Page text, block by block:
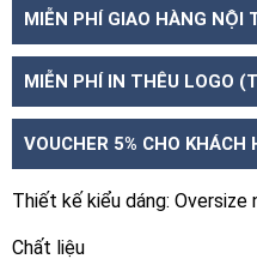
MIỄN PHÍ GIAO HÀNG NỘI
MIỄN PHÍ IN THÊU LOGO
VOUCHER 5% CHO KHÁCH
Thiết kế kiểu dáng: Oversize
Chất liệu